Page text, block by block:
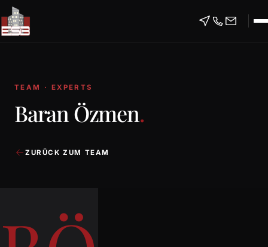
TEAM · EXPERTS
Baran Özmen.
ZURÜCK ZUM TEAM